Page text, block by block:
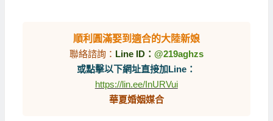
順利圓滿娶到適合的大陸新娘
聯絡諮詢： Line ID： @219aghzs
或點擊以下網址直接加Line：
https://lin.ee/InURVui
華夏婚姻媒合